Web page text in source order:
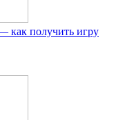
как получить игру